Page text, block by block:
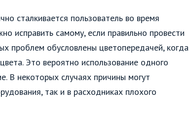
сталкивается пользователь во время
исправить самому, если правильно провести
проблем обусловлены цветопередачей, когда
Это вероятно использование одного
В некоторых случаях причины могут
так и в расходниках плохого